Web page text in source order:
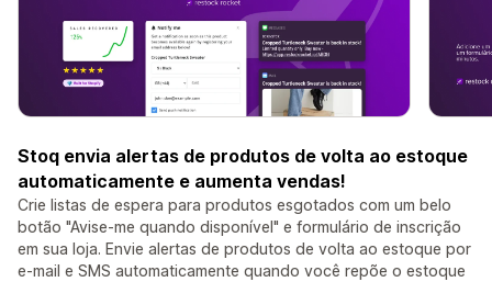
Stoq envia alertas de produtos de volta ao estoque
automaticamente e aumenta vendas!
Crie listas de espera para produtos esgotados com um belo
botão "Avise-me quando disponível" e formulário de inscrição
em sua loja. Envie alertas de produtos de volta ao estoque por
e-mail e SMS automaticamente quando você repõe o estoque